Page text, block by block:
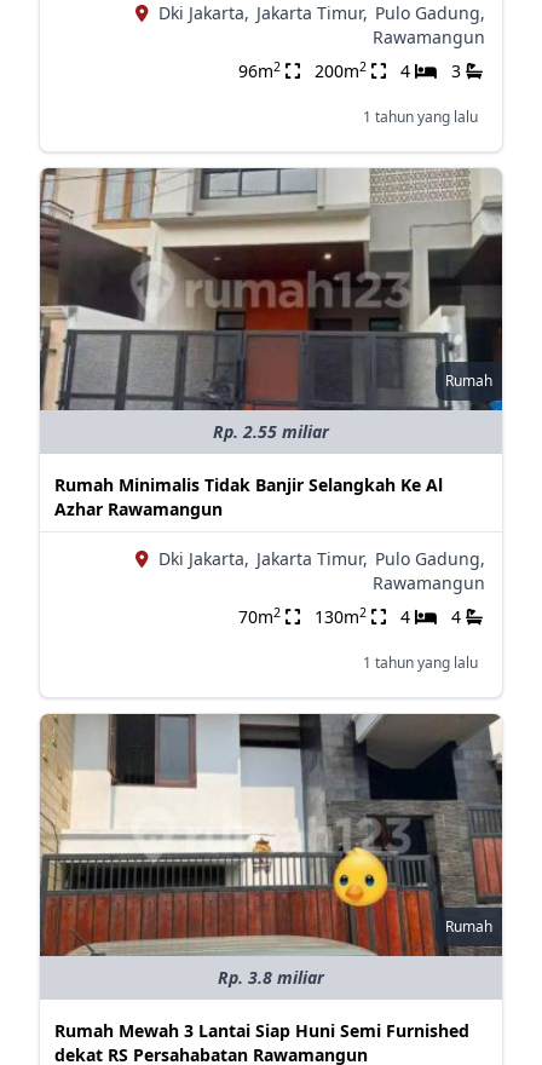
Dki Jakarta, Jakarta Timur, Pulo Gadung,
Rawamangun
96m2 200m2 4 3
1 tahun yang lalu
Rumah
Rp. 2.55 miliar
Rumah Minimalis Tidak Banjir Selangkah Ke Al
Azhar Rawamangun
Dki Jakarta, Jakarta Timur, Pulo Gadung,
Rawamangun
70m2 130m2 4 4
1 tahun yang lalu
Rumah
Rp. 3.8 miliar
Rumah Mewah 3 Lantai Siap Huni Semi Furnished
dekat RS Persahabatan Rawamangun